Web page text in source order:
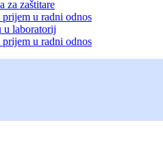
za zaštitare
u radni odnos
u laboratorij
u radni odnos